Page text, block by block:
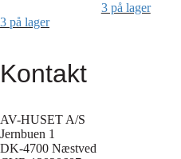
3 på lager
3 på lager
Kontakt
AV-HUSET A/S
Jernbuen 1
DK-4700 Næstved